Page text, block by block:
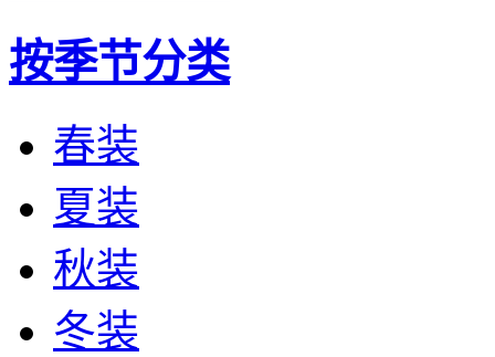
按季节分类
春装
夏装
秋装
冬装